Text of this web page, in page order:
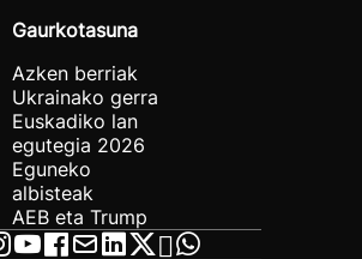
Gaurkotasuna
Azken berriak
Ukrainako gerra
Euskadiko lan
egutegia 2026
Eguneko
albisteak
AEB eta Trump